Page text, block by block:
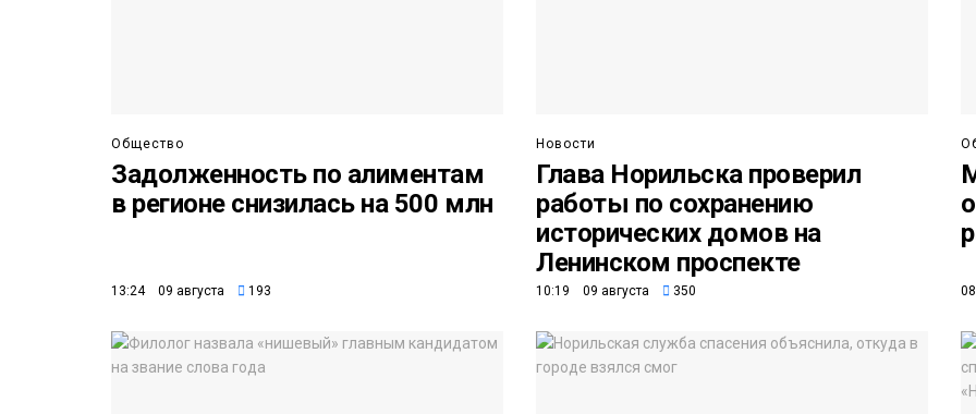
Общество
Задолженность по алиментам
в регионе снизилась на 500 млн
13:24 09 августа 193
Новости
Глава Норильска проверил
работы по сохранению
исторических домов на
Ленинском проспекте
10:19 09 августа 350